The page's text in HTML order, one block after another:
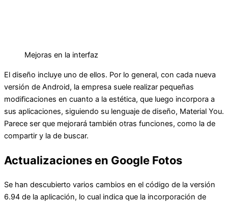
Mejoras en la interfaz
El diseño incluye uno de ellos. Por lo general, con cada nueva
versión de Android, la empresa suele realizar pequeñas
modificaciones en cuanto a la estética, que luego incorpora a
sus aplicaciones, siguiendo su lenguaje de diseño, Material You.
Parece ser que mejorará también otras funciones, como la de
compartir y la de buscar.
Actualizaciones en Google Fotos
Se han descubierto varios cambios en el código de la versión
6.94 de la aplicación, lo cual indica que la incorporación de